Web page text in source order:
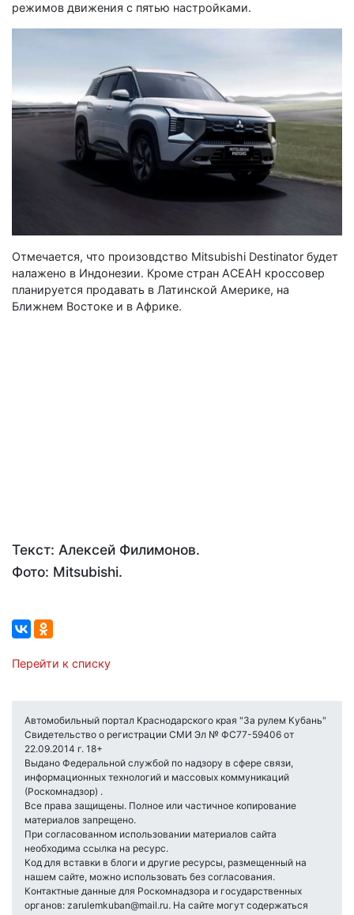
режимов движения с пятью настройками.
Отмечается, что произовдство Mitsubishi Destinator будет
налажено в Индонезии. Кроме стран АСЕАН кроссовер
планируется продавать в Латинской Америке, на
Ближнем Востоке и в Африке.
Текст: Алексей Филимонов.
Фото: Mitsubishi.
Перейти к списку
Автомобильный портал Краснодарского края "За рулем Кубань"
Свидетельство о регистрации СМИ Эл № ФС77-59406 от
22.09.2014 г. 18+
Выдано Федеральной службой по надзору в сфере связи,
информационных технологий и массовых коммуникаций
(Роскомнадзор) .
Все права защищены. Полное или частичное копирование
материалов запрещено.
При согласованном использовании материалов сайта
необходима ссылка на ресурс.
Код для вставки в блоги и другие ресурсы, размещенный на
нашем сайте, можно использовать без согласования.
Контактные данные для Роскомнадзора и государственных
органов: zarulemkuban@mail.ru. На сайте могут содержаться